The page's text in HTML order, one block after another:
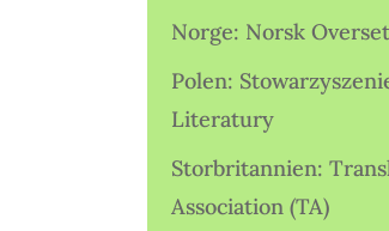
Norge: Norsk
Polen:
Literatury
Storbritannien:
Association (TA)